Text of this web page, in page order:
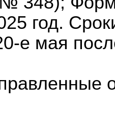
год.
е мая